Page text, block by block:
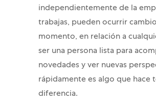
independientemente de la
trabajas, pueden ocurrir
momento, en relación a
ser una persona lista para
novedades y ver nuevas
rápidamente es algo que hace
diferencia.